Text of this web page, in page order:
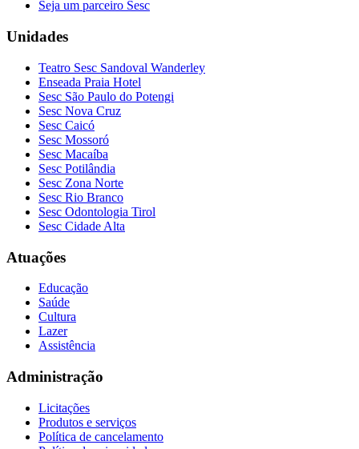
Seja um parceiro Sesc
Unidades
Teatro Sesc Sandoval Wanderley
Enseada Praia Hotel
Sesc São Paulo do Potengi
Sesc Nova Cruz
Sesc Caicó
Sesc Mossoró
Sesc Macaíba
Sesc Potilândia
Sesc Zona Norte
Sesc Rio Branco
Sesc Odontologia Tirol
Sesc Cidade Alta
Atuações
Educação
Saúde
Cultura
Lazer
Assistência
Administração
Licitações
Produtos e serviços
Política de cancelamento